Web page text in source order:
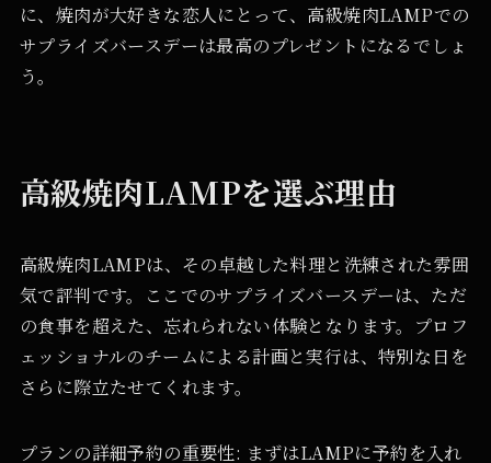
に、焼肉が大好きな恋人にとって、高級焼肉LAMPでの
サプライズバースデーは最高のプレゼントになるでしょ
う。
高級焼肉LAMPを選ぶ理由
高級焼肉LAMPは、その卓越した料理と洗練された雰囲
気で評判です。ここでのサプライズバースデーは、ただ
の食事を超えた、忘れられない体験となります。プロフ
ェッショナルのチームによる計画と実行は、特別な日を
さらに際立たせてくれます。
プランの詳細予約の重要性: まずはLAMPに予約を入れ